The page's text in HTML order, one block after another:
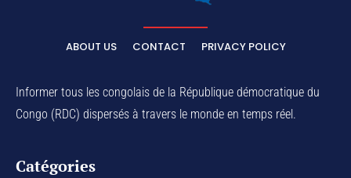
ABOUT US CONTACT PRIVACY POLICY
Informer tous les congolais de la République démocratique du
Congo (RDC) dispersés à travers le monde en temps réel.
Catégories